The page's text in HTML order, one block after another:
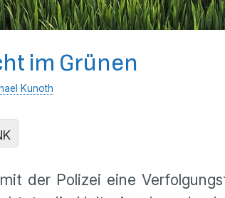
im Grünen
Kunoth
der Polizei eine